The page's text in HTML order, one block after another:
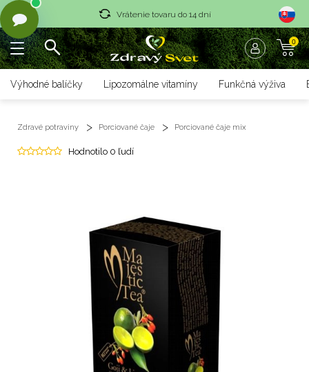
Vrátenie tovaru do 14 dní
Rýchle dodanie <36 hod
Rýchle dodanie <36 hod
0
Výhodné balíčky Lipozomálne vitamíny Funkčná výživa
Zdravé potraviny Porciované čaje Porciované čaje mix
Hodnotilo 0 ľudí